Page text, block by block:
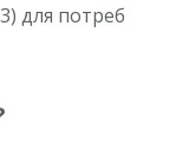
для потреб